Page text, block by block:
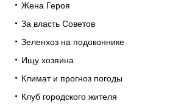
Жена Героя
За власть Советов
Зеленхоз на подоконнике
Ищу хозяина
Климат и прогноз погоды
Клуб городского жителя